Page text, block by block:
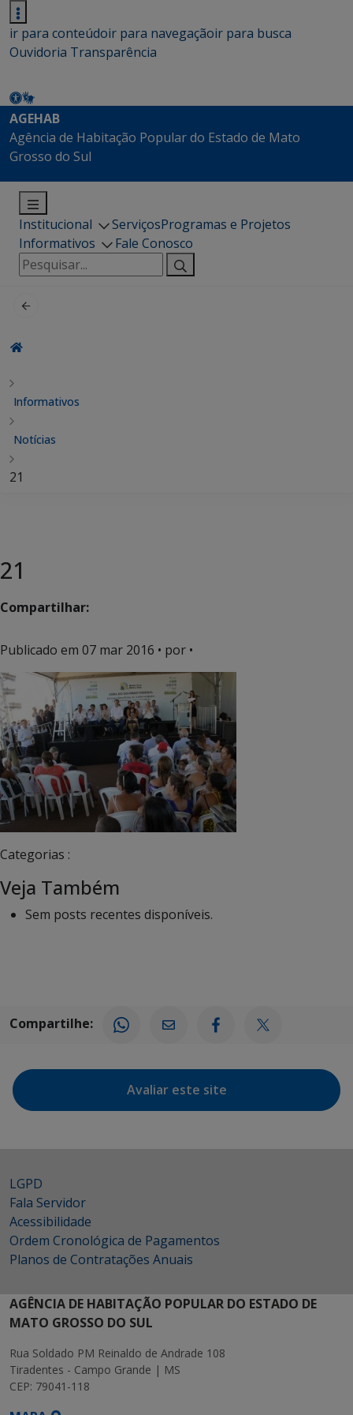
ir para conteúdoir para navegaçãoir para busca
Ouvidoria Transparência
AGEHAB
Agência de Habitação Popular do Estado de Mato
Grosso do Sul
Institucional ServiçosProgramas e Projetos
Informativos
Fale Conosco
Pesquisar
por:
Informativos
Notícias
21
21
Compartilhar:
Publicado em 07 mar 2016 • por •
Categorias :
Veja Também
Sem posts recentes disponíveis.
Compartilhe:
Avaliar este site
LGPD
Fala Servidor
Acessibilidade
Ordem Cronológica de Pagamentos
Planos de Contratações Anuais
AGÊNCIA DE HABITAÇÃO POPULAR DO ESTADO DE
MATO GROSSO DO SUL
Rua Soldado PM Reinaldo de Andrade 108
Tiradentes - Campo Grande | MS
CEP: 79041-118